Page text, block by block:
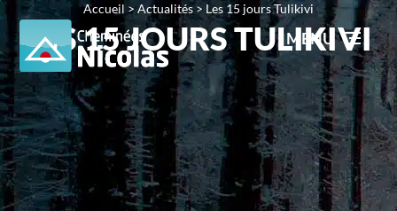
MENU
Accueil >Actualités> Les 15 jours Tulikivi
LES 15 JOURS TULIKIVI